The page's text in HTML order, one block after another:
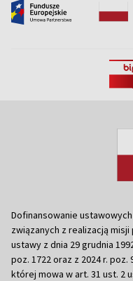
Dofinansowanie
związanych z realizacją
ustawy z dnia 29 grudnia
poz. 1722 oraz z 2024 r.
której mowa w art. 31 ust. 2